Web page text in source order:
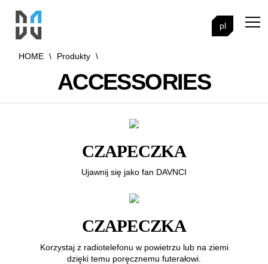
pl
HOME \ Produkty \
ACCESSORIES
CZAPECZKA
Ujawnij się jako fan DAVNCI
CZAPECZKA
Korzystaj z radiotelefonu w powietrzu lub na ziemi
dzięki temu poręcznemu futerałowi.